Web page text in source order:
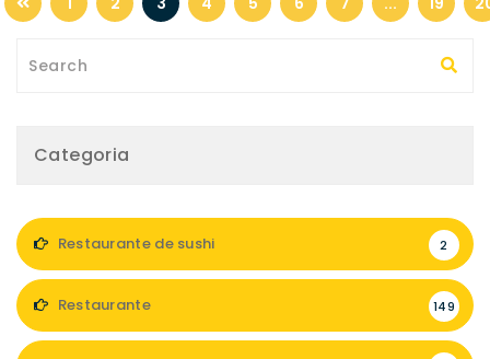
Categoria
Restaurante de sushi 2
Restaurante 149